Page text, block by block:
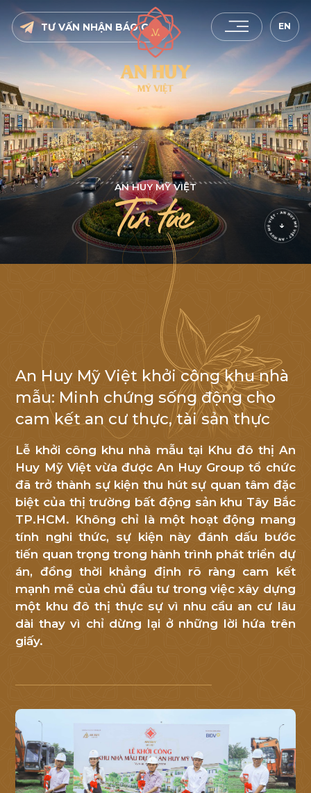
TƯ VẤN NHẬN BÁO GIÁ EN
AN HUY MỸ VIỆT
Tintức
An Huy Mỹ Việt khởi công khu nhà
mẫu: Minh chứng sống động cho
cam kết an cư thực, tài sản thực
Lễ khởi công khu nhà mẫu tại Khu đô thị An
Huy Mỹ Việt vừa được An Huy Group tổ chức
đã trở thành sự kiện thu hút sự quan tâm đặc
biệt của thị trường bất động sản khu Tây Bắc
TP.HCM. Không chỉ là một hoạt động mang
tính nghi thức, sự kiện này đánh dấu bước
tiến quan trọng trong hành trình phát triển dự
án, đồng thời khẳng định rõ ràng cam kết
mạnh mẽ của chủ đầu tư trong việc xây dựng
một khu đô thị thực sự vì nhu cầu an cư lâu
dài thay vì chỉ dừng lại ở những lời hứa trên
giấy.
NHẬN TIN
Cảm
ơn
Quý
khách
hàng
đã
quan
tâm
đến
An
Huy
Mỹ
Quý
khách
hàng
vui
lòng
để